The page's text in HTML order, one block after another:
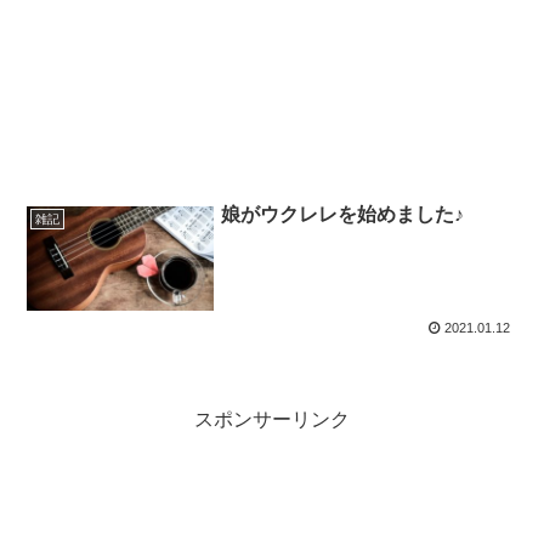
雑記 娘がウクレレを始めました♪
2021.01.12
スポンサーリンク